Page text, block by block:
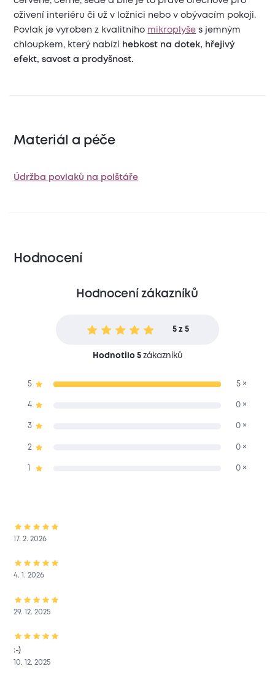
oživení interiéru či už v ložnici nebo v obývacím pokoji.
Povlak je vyroben z kvalitního mikroplyše s jemným
chloupkem, který nabízí
hebkost na dotek, hřejivý
efekt, savost a prodyšnost.
Materiál a péče
Údržba povlaků na polštáře
Hodnocení
Hodnocení zákazníků
5 z 5
Hodnotilo 5zákazníků
5 5 ×
4 0 ×
3 0 ×
2 0 ×
0 ×
17. 2. 2026
4. 1. 2026
29. 12. 2025
:-)
10. 12. 2025